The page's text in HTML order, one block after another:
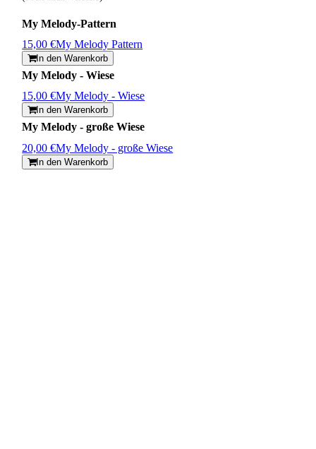
My Melody-Pattern
15,00 €My Melody Pattern
In den Warenkorb
My Melody - Wiese
15,00 €My Melody - Wiese
In den Warenkorb
My Melody - große Wiese
20,00 €My Melody - große Wiese
In den Warenkorb